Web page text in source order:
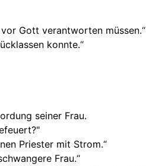
Gott verantworten müssen.“
konnte.“
seiner Frau.
Priester mit Strom.“
Frau.“